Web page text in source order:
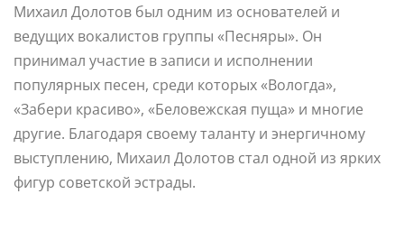
Михаил Долотов был одним из основателей и
ведущих вокалистов группы «Песняры». Он
принимал участие в записи и исполнении
популярных песен, среди которых «Вологда»,
«Забери красиво», «Беловежская пуща» и многие
другие. Благодаря своему таланту и энергичному
выступлению, Михаил Долотов стал одной из ярких
фигур советской эстрады.